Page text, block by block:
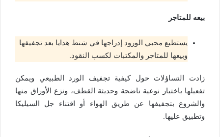
بيعه للمتاجر
يستطيع محبي الورود إدراجها في شنط هدايا بعد تجفيفها
وبيعها للمتاجر والمكتبات لكسب النقود.
زادت التساؤلات حول كيفية تجفيف الورد الطبيعي ويمكن
تفعيلها باختيار نوعية ناضجة وحديثة القطف، ونزع الأوراق منها
والشروع بتجفيفها عن طريق الهواء أو اقتناء جل السيليكا
وتطبيق عليها.